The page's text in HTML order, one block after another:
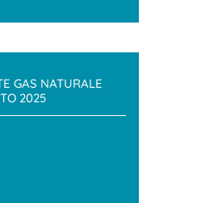
GAS NATURALE
2025